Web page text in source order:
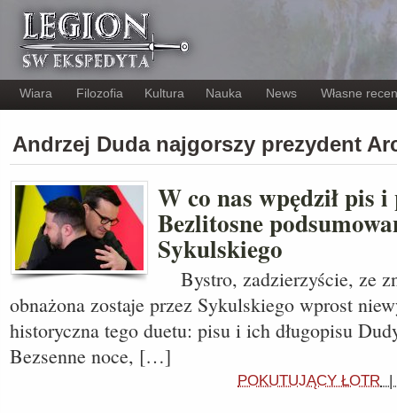
Wiara Filozofia Kultura Nauka News Własne
Andrzej Duda najgorszy prezydent
W co nas wpędził pis
Bezlitosne
Sykulskiego
Bystro, zadzierzyście, ze
obnażona zostaje przez Sykulskiego wprost
historyczna tego duetu: pisu i ich długopisu
Bezsenne noce, […]
POKUTUJĄCY ŁOTR